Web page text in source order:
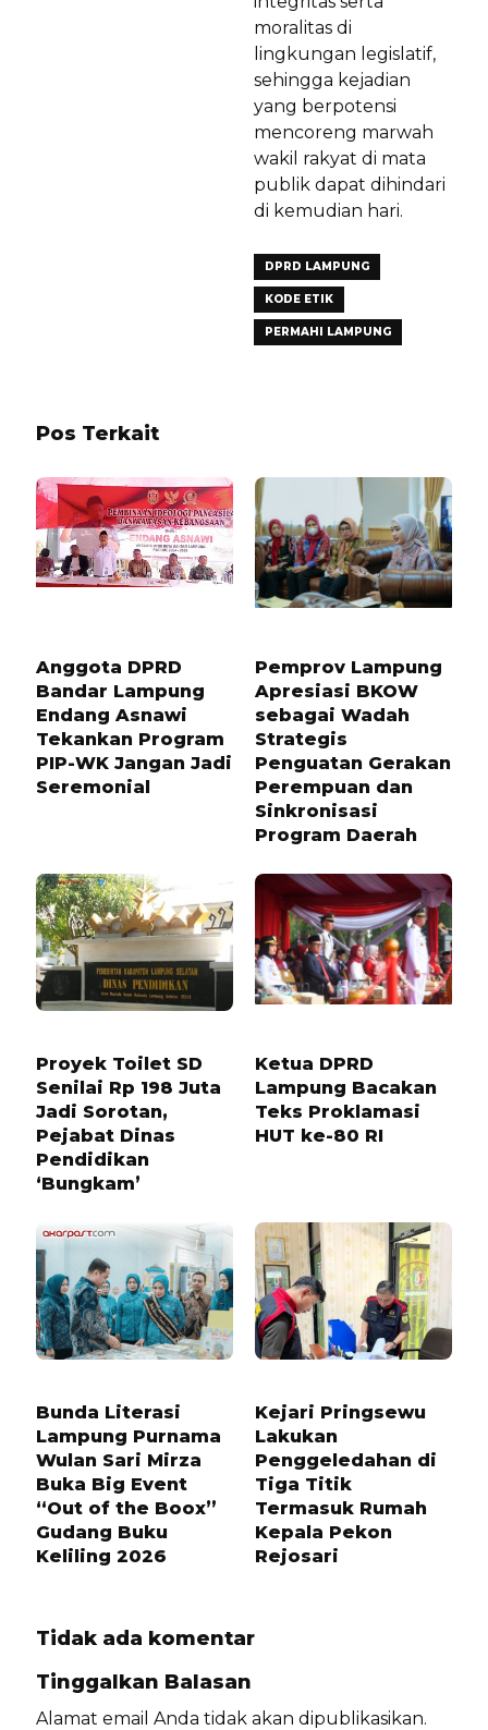
moralitas di
lingkungan legislatif,
sehingga kejadian
yang berpotensi
mencoreng marwah
wakil rakyat di mata
publik dapat dihindari
di kemudian hari.
DPRD LAMPUNG
KODE ETIK
PERMAHI LAMPUNG
Pos Terkait
Anggota DPRD
Bandar Lampung
Endang Asnawi
Tekankan Program
PIP-WK Jangan Jadi
Seremonial
Pemprov Lampung
Apresiasi BKOW
sebagai Wadah
Strategis
Penguatan Gerakan
Perempuan dan
Sinkronisasi
Program Daerah
Proyek Toilet SD
Senilai Rp 198 Juta
Jadi Sorotan,
Pejabat Dinas
Pendidikan
‘Bungkam’
Ketua DPRD
Lampung Bacakan
Teks Proklamasi
HUT ke-80 RI
Bunda Literasi
Lampung Purnama
Wulan Sari Mirza
Buka Big Event
“Out of the Boox”
Gudang Buku
Keliling 2026
Kejari Pringsewu
Lakukan
Penggeledahan di
Tiga Titik
Termasuk Rumah
Kepala Pekon
Rejosari
Tidak ada komentar
Tinggalkan Balasan
Alamat email Anda tidak akan dipublikasikan.